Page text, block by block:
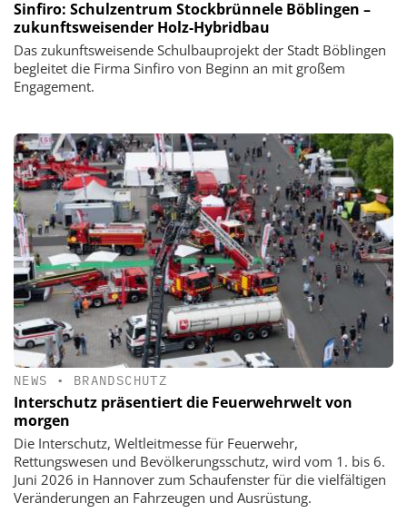
Sinfiro: Schulzentrum Stockbrünnele Böblingen –
zukunftsweisender Holz-Hybridbau
Das zukunftsweisende Schulbauprojekt der Stadt Böblingen
begleitet die Firma Sinfiro von Beginn an mit großem
Engagement.
NEWS • BRANDSCHUTZ
Interschutz präsentiert die Feuerwehrwelt von
morgen
Die Interschutz, Weltleitmesse für Feuerwehr,
Rettungswesen und Bevölkerungsschutz, wird vom 1. bis 6.
Juni 2026 in Hannover zum Schaufenster für die vielfältigen
Veränderungen an Fahrzeugen und Ausrüstung.